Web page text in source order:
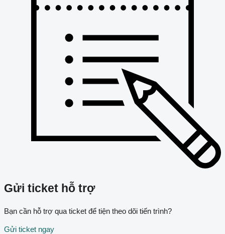
Gửi ticket hỗ trợ
Bạn cần hỗ trợ qua ticket để tiện theo dõi tiến trình?
Gửi ticket ngay